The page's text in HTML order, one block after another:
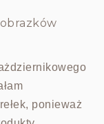
ponieważ